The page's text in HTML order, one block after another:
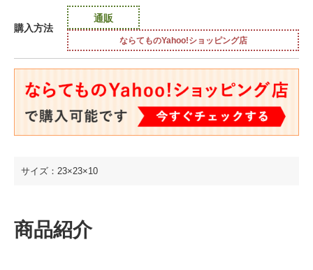
購入方法
通販
ならてものYahoo!ショッピング店
サイズ：23×23×10
商品紹介